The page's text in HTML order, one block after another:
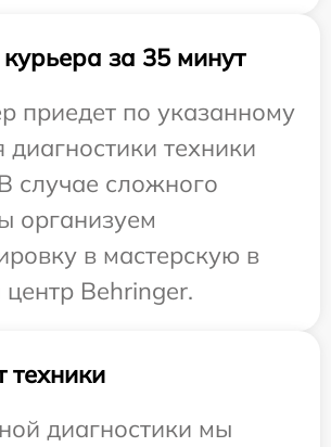
за 35 минут
приедет по указанному
диагностики техники
случае сложного
организуем
в мастерскую в
Behringer.
техники
диагностики мы